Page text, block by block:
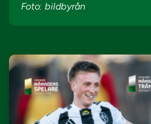
Foto: bildbyrån